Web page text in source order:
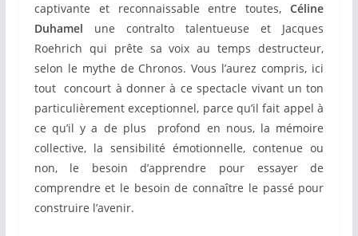
captivante et reconnaissable entre toutes,Céline
Duhamel une contralto talentueuse et Jacques
Roehrich qui prête sa voix au temps destructeur,
selon le mythe de Chronos. Vous l’aurez compris, ici
tout concourt à donner à ce spectacle vivant un ton
particulièrement exceptionnel, parce qu’il fait appel à
ce qu’il y a de plus profond en nous, la mémoire
collective, la sensibilité émotionnelle, contenue ou
non, le besoin d’apprendre pour essayer de
comprendre et le besoin de connaître le passé pour
construire l’avenir.